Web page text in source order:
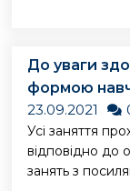
До уваги
формою
23.09.2021
Усі заняття
відповідно до
занять з